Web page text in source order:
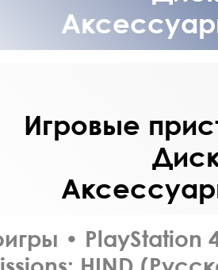
Игровые
• PlayStation